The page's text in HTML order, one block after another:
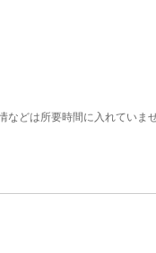
などは所要時間に入れていま